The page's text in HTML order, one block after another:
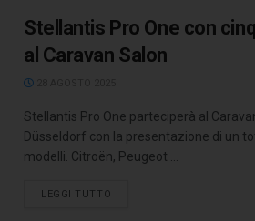
Stellantis Pro One con
al Caravan Salon
Stellantis Pro One parteciperà al
Düsseldorf con la presentazione di un
modelli. Citroën, Peugeot ...
LEGGI TUTTO